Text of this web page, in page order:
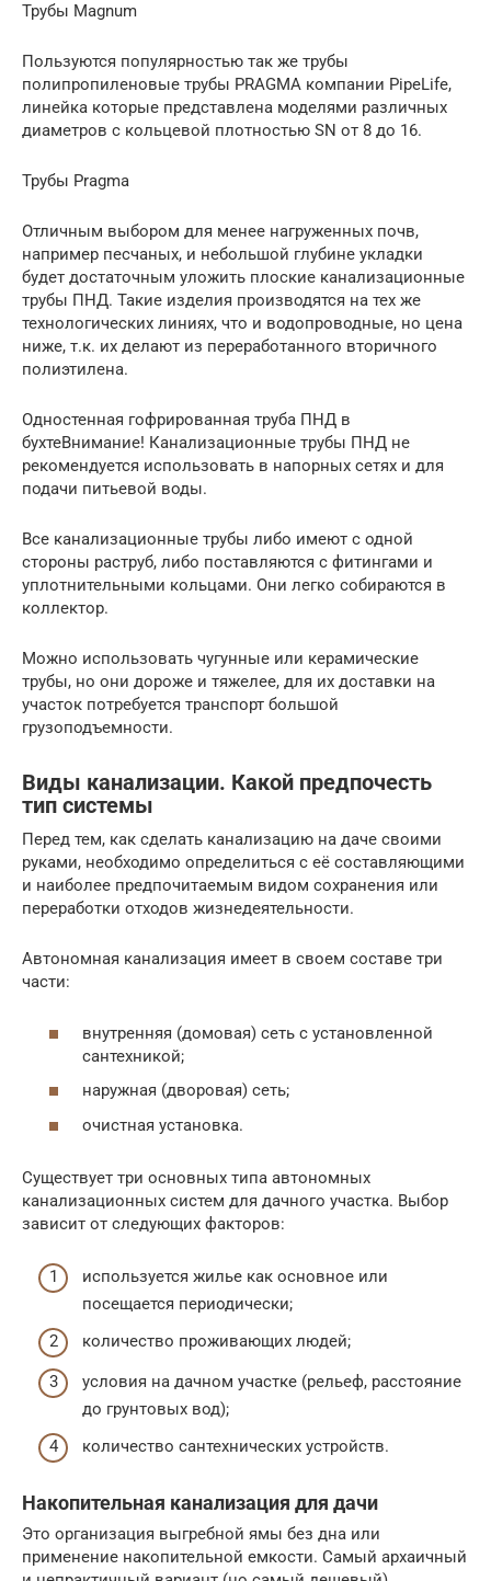
Трубы Magnum
Пользуются популярностью так же трубы
полипропиленовые трубы PRAGMA компании PipeLife,
линейка которые представлена моделями различных
диаметров с кольцевой плотностью SN от 8 до 16.
Трубы Pragma
Отличным выбором для менее нагруженных почв,
например песчаных, и небольшой глубине укладки
будет достаточным уложить плоские канализационные
трубы ПНД. Такие изделия производятся на тех же
технологических линиях, что и водопроводные, но цена
ниже, т.к. их делают из переработанного вторичного
полиэтилена.
Одностенная гофрированная труба ПНД в
бухтеВнимание! Канализационные трубы ПНД не
рекомендуется использовать в напорных сетях и для
подачи питьевой воды.
Все канализационные трубы либо имеют с одной
стороны раструб, либо поставляются с фитингами и
уплотнительными кольцами. Они легко собираются в
коллектор.
Можно использовать чугунные или керамические
трубы, но они дороже и тяжелее, для их доставки на
участок потребуется транспорт большой
грузоподъемности.
Виды канализации. Какой предпочесть
тип системы
Перед тем, как сделать канализацию на даче своими
руками, необходимо определиться с её составляющими
и наиболее предпочитаемым видом сохранения или
переработки отходов жизнедеятельности.
Автономная канализация имеет в своем составе три
части:
внутренняя (домовая) сеть с установленной
сантехникой;
наружная (дворовая) сеть;
очистная установка.
Существует три основных типа автономных
канализационных систем для дачного участка. Выбор
зависит от следующих факторов:
используется жилье как основное или
посещается периодически;
количество проживающих людей;
условия на дачном участке (рельеф, расстояние
до грунтовых вод);
количество сантехнических устройств.
Накопительная канализация для дачи
Это организация выгребной ямы без дна или
применение накопительной емкости. Самый архаичный